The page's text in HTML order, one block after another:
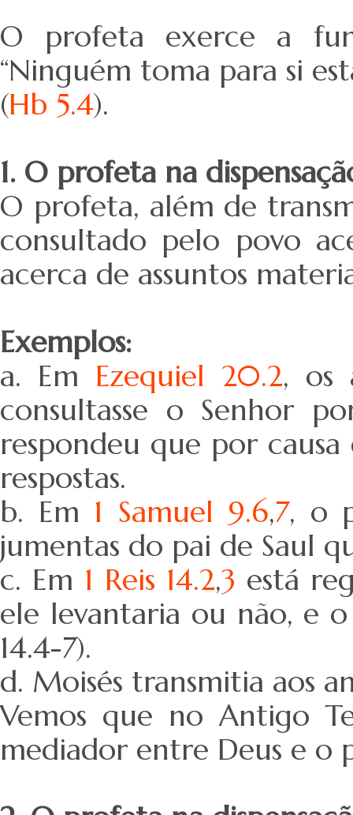
O profeta exerce a
“Ninguém toma para si
(Hb 5.4).
1. O profeta na
O profeta, além de
consultado pelo povo
acerca de assuntos
Exemplos:
a. Em Ezequiel 20.2, os
consultasse o Senhor
respondeu que por causa
respostas.
b. Em 1 Samuel 9.6,7, o
jumentas do pai de Saul
c. Em 1 Reis 14.2,3 está
ele levantaria ou não, e
14.4-7).
d. Moisés transmitia aos
Vemos que no Antigo
mediador entre Deus e o